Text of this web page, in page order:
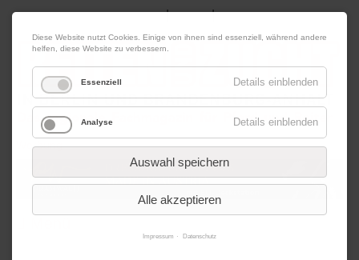
08. August 2026 Impressum|Kontakt|Datenschutz
Werbung
Diese Website nutzt Cookies. Einige von ihnen sind essenziell, während andere
helfen, diese Website zu verbessern.
Essenziell Details einblenden
Analyse Details einblenden
Auswahl speichern
Alle akzeptieren
Impressum Datenschutz